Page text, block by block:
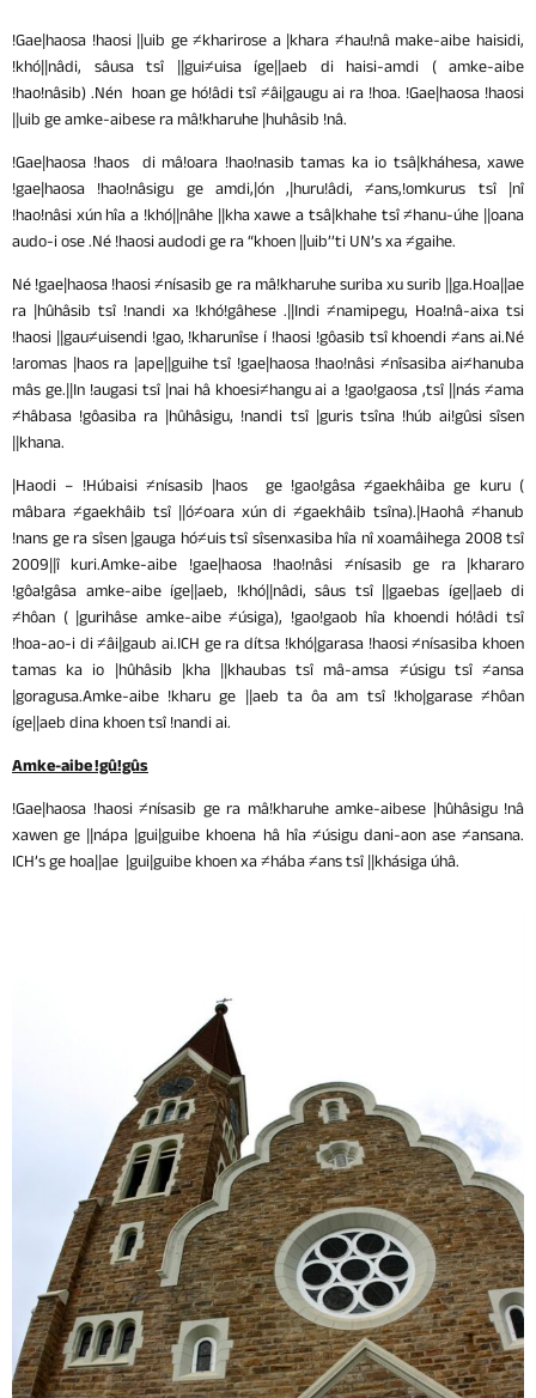
!Gae|haosa !haosi ||uib ge ≠kharirose a |khara ≠hau!nâ make-aibe haisidi,
!khó||nâdi, sâusa tsî ||gui≠uisa íge||aeb di haisi-amdi ( amke-aibe
!hao!nâsib) .Nén hoan ge hó!âdi tsî ≠âi|gaugu ai ra !hoa. !Gae|haosa !haosi
||uib ge amke-aibese ra mâ!kharuhe |huhâsib !nâ.
!Gae|haosa !haos di mâ!oara !hao!nasib tamas ka io tsâ|kháhesa, xawe
!gae|haosa !hao!nâsigu ge amdi,|ón ,|huru!âdi, ≠ans,!omkurus tsî |nî
!hao!nâsi xún hîa a !khó||nâhe ||kha xawe a tsâ|khahe tsî ≠hanu-úhe ||oana
audo-i ose .Né !haosi audodi ge ra “khoen ||uib’’ti UN’s xa ≠gaihe.
Né !gae|haosa !haosi ≠nísasib ge ra mâ!kharuhe suriba xu surib ||ga.Hoa||ae
ra |hûhâsib tsî !nandi xa !khó!gâhese .||Indi ≠namipegu, Hoa!nâ-aixa tsi
!haosi ||gau≠uisendi !gao, !kharunîse í !haosi !gôasib tsî khoendi ≠ans ai.Né
!aromas |haos ra |ape||guihe tsî !gae|haosa !hao!nâsi ≠nîsasiba ai≠hanuba
mâs ge.||In !augasi tsî |nai hâ khoesi≠hangu ai a !gao!gaosa ,tsî ||nás ≠ama
≠hâbasa !gôasiba ra |hûhâsigu, !nandi tsî |guris tsîna !húb ai!gûsi sîsen
||khana.
|Haodi – !Húbaisi ≠nísasib |haos ge !gao!gâsa ≠gaekhâiba ge kuru (
mâbara ≠gaekhâib tsî ||ó≠oara xún di ≠gaekhâib tsîna).|Haohâ ≠hanub
!nans ge ra sîsen |gauga hó≠uis tsî sîsenxasiba hîa nî xoamâihega 2008 tsî
2009||î kuri.Amke-aibe !gae|haosa !hao!nâsi ≠nísasib ge ra |khararo
!gôa!gâsa amke-aibe íge||aeb, !khó||nâdi, sâus tsî ||gaebas íge||aeb di
≠hôan ( |gurihâse amke-aibe ≠úsiga), !gao!gaob hîa khoendi hó!âdi tsî
!hoa-ao-i di ≠âi|gaub ai.ICH ge ra dítsa !khó|garasa !haosi ≠nísasiba khoen
tamas ka io |hûhâsib |kha ||khaubas tsî mâ-amsa ≠úsigu tsî ≠ansa
|goragusa.Amke-aibe !kharu ge ||aeb ta ôa am tsî !kho|garase ≠hôan
íge||aeb dina khoen tsî !nandi ai.
Amke-aibe !gû!gûs
!Gae|haosa !haosi ≠nísasib ge ra mâ!kharuhe amke-aibese |hûhâsigu !nâ
xawen ge ||nápa |gui|guibe khoena hâ hîa ≠úsigu dani-aon ase ≠ansana.
ICH’s ge hoa||ae |gui|guibe khoen xa ≠hába ≠ans tsî ||khásiga úhâ.